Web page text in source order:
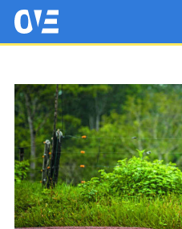
Saltar al contenido principal
OtrasVocesenEducacion.org